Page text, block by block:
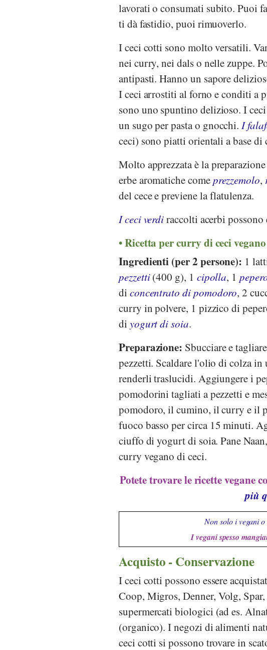
lavorati o consumati subito. Puoi
ti dà fastidio, puoi rimuoverlo.
I ceci cotti sono molto versatili.
nei curry, nei dals o nelle zuppe.
antipasti. Hanno un sapore
I ceci arrostiti al forno e conditi a
sono uno spuntino delizioso. I
un sugo per pasta o gnocchi.I
ceci) sono piatti orientali a base
Molto apprezzata è la
erbe aromatiche comeprezzemolo,
del cece e previene la flatulenza.
I ceci verdiraccolti acerbi
Ricetta per curry di ceci vegano
Ingredienti (per 2 persone): 1
pezzetti(400 g), 1 cipolla, 1
di concentrato di pomodoro, 2
curry in polvere, 1 pizzico di
di yogurt di soia.
Preparazione: Sbucciare e
pezzetti. Scaldare l'olio di colza
renderli traslucidi. Aggiungere i
pomodorini tagliati a pezzetti e
pomodoro, il cumino, il curry e il
fuoco basso per circa 15 minuti.
ciuffo di yogurt di soia. Pane Naan,
curry vegano di ceci.
Potete trovare le ricette vegane
più
Non solo i vegani
I vegani spesso
Acquisto - Conservazione
I ceci cotti possono essere
Coop, Migros,Denner, Volg, Spar,
supermercati biologici (ad es.
(organico). I negozi di alimenti
ceci cotti si possono trovare in